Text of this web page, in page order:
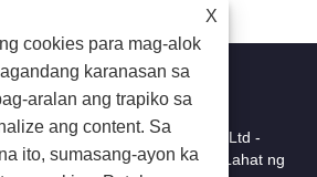
X
cookies para mag-alok
karanasan sa
aralan ang trapiko sa
ang content. Sa
ito, sumasang-ayon ka
Ruina Optoelectronic Co, Ltd -
Kolektor ng Alikabok ng Kuko - Lahat ng